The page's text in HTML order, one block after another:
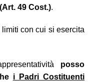
49 Cost.).
con cui si esercita
posso
i Padri Costituenti